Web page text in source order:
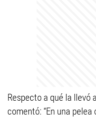
Respecto a qué la llevó
comentó: “En una